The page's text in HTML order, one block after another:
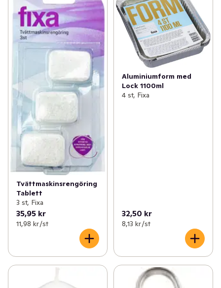
Tvättmaskinsrengöring
Tablett
3 st, Fixa
35,95 kr
11,98 kr /st
Aluminiumform med
Lock 1100ml
4 st, Fixa
32,50 kr
8,13 kr /st